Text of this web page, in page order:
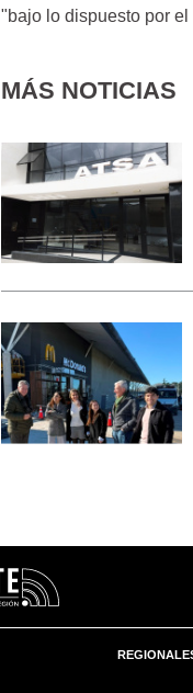
"bajo lo dispuesto por el
MÁS NOTICIAS